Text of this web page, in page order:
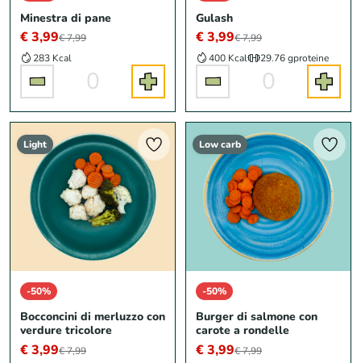
Minestra di pane
€ 3,99€ 7,99
283 Kcal
0
Gulash
€ 3,99€ 7,99
400 Kcal
29.76 gproteine
0
Light
-50%
Bocconcini di merluzzo con
verdure tricolore
€ 3,99€ 7,99
Low carb
-50%
Burger di salmone con
carote a rondelle
€ 3,99€ 7,99